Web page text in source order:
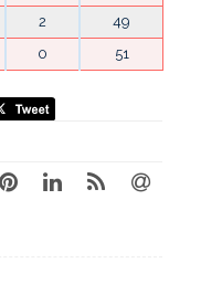
2
49
0 51